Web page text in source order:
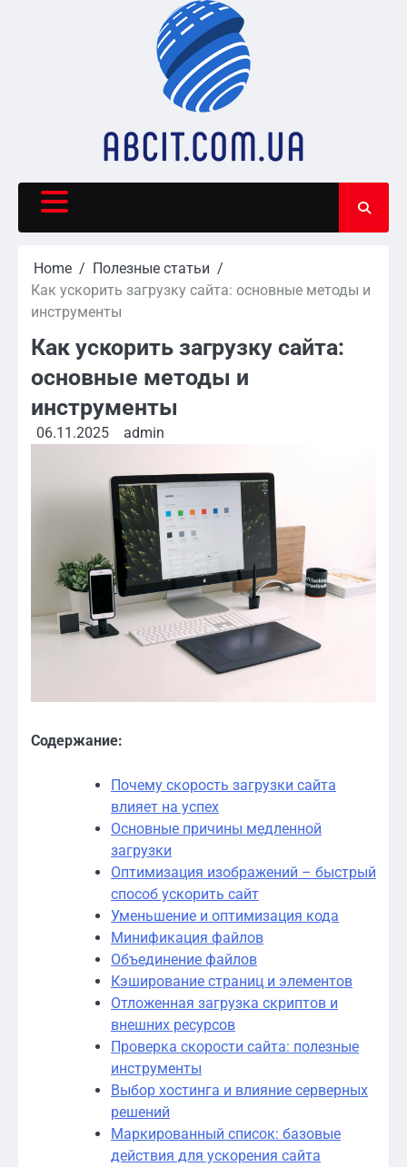
Home
Полезные статьи
Как ускорить загрузку сайта: основные методы и
инструменты
Как ускорить загрузку сайта:
основные методы и
инструменты
06.11.2025 admin
Содержание:
Почему скорость загрузки сайта
влияет на успех
Основные причины медленной
загрузки
Оптимизация изображений – быстрый
способ ускорить сайт
Уменьшение и оптимизация кода
Минификация файлов
Объединение файлов
Кэширование страниц и элементов
Отложенная загрузка скриптов и
внешних ресурсов
Проверка скорости сайта: полезные
инструменты
Выбор хостинга и влияние серверных
решений
Маркированный список: базовые
действия для ускорения сайта